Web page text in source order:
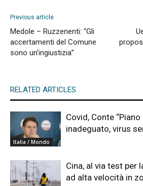
Previous article
Medole – Ruzzenenti: “Gli
accertamenti del Comune
sono un’ingiustizia”
RELATED ARTICLES
Italia / Mondo
Covid, Conte
inadeguato, virus
Cina, al via test per
ad alta velocità in